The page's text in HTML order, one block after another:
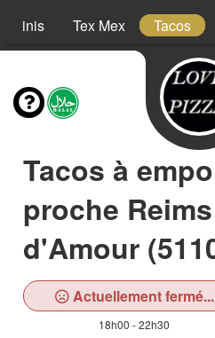
Tex Mex Tacos
Tacos à
proche
d'Amour
Actuellement fermé...
18h00 - 22h30